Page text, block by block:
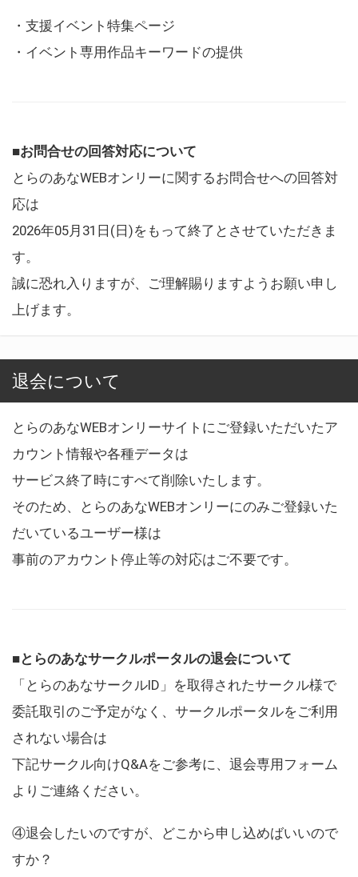
・支援イベント特集ページ
・イベント専用作品キーワードの提供
■お問合せの回答対応について
とらのあなWEBオンリーに関するお問合せへの回答対
応は
2026年05月31日(日)をもって終了とさせていただきま
す。
誠に恐れ入りますが、ご理解賜りますようお願い申し
上げます。
退会について
とらのあなWEBオンリーサイトにご登録いただいたア
カウント情報や各種データは
サービス終了時にすべて削除いたします。
そのため、とらのあなWEBオンリーにのみご登録いた
だいているユーザー様は
事前のアカウント停止等の対応はご不要です。
■とらのあなサークルポータルの退会について
「とらのあなサークルID」を取得されたサークル様で
委託取引のご予定がなく、サークルポータルをご利用
されない場合は
下記サークル向けQ&Aをご参考に、退会専用フォーム
よりご連絡ください。
④退会したいのですが、どこから申し込めばいいので
すか？